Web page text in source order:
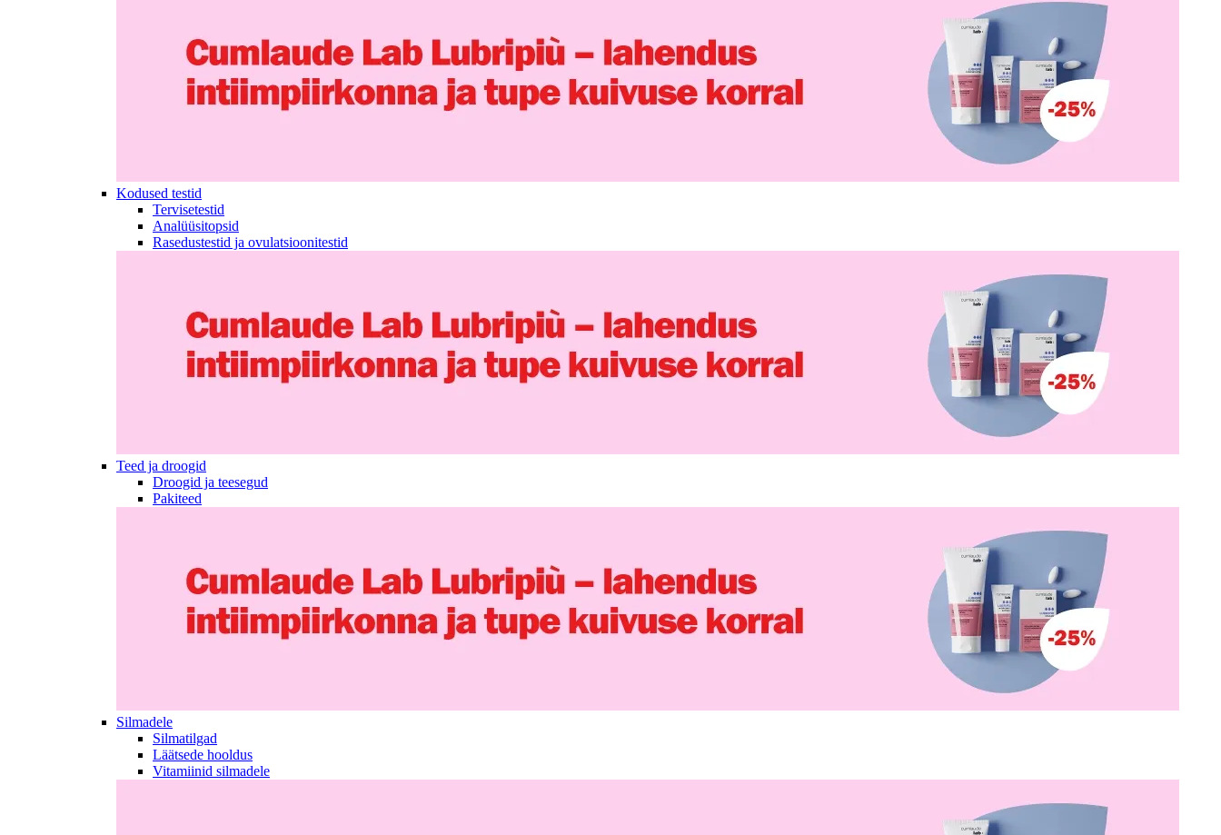
Kodused testid
Tervisetestid
Analüüsitopsid
Rasedustestid ja ovulatsioonitestid
Teed ja droogid
Droogid ja teesegud
Pakiteed
Silmadele
Silmatilgad
Läätsede hooldus
Vitamiinid silmadele